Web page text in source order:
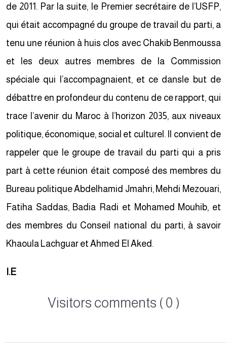
de 2011. Par la suite, le Premier secrétaire de l’USFP,
qui était accompagné du groupe de travail du parti, a
tenu une réunion à huis clos avec Chakib Benmoussa
et les deux autres membres de la Commission
spéciale qui l’accompagnaient, et ce dansle but de
débattre en profondeur du contenu de ce rapport, qui
trace l’avenir du Maroc à l’horizon 2035, aux niveaux
politique, économique, social et culturel. Il convient de
rappeler que le groupe de travail du parti qui a pris
part à cette réunion était composé des membres du
Bureau politique Abdelhamid Jmahri, Mehdi Mezouari,
Fatiha Saddas, Badia Radi et Mohamed Mouhib, et
des membres du Conseil national du parti, à savoir
Khaoula Lachguar et Ahmed El Aked.
I.E
Visitors comments ( 0 )